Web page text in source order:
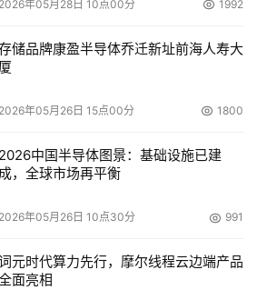
领域，因为它具备众多优点：价格
耐用、免除病毒攻击、容易实现离线
人之一，产品市场副总裁Kelly
需要自动化他们的备份流程。这个趋
：1）海量增长的企业数据；2）越来
器被购买；3）市场对IT专业人士提
的需求。用户对数据备份和恢复的需
更简单操作----引导市场选择磁带自
2026年05月28日 10点00分 1992
储品牌康盈半导体乔迁新址前海人寿大
厦
2026年05月26日 15点00分 1800
2026中国半导体图景：基础设施已建
成，全球市场再平衡
2026年05月26日 10点30分 991
元时代算力先行，摩尔线程云边端产品
面亮相